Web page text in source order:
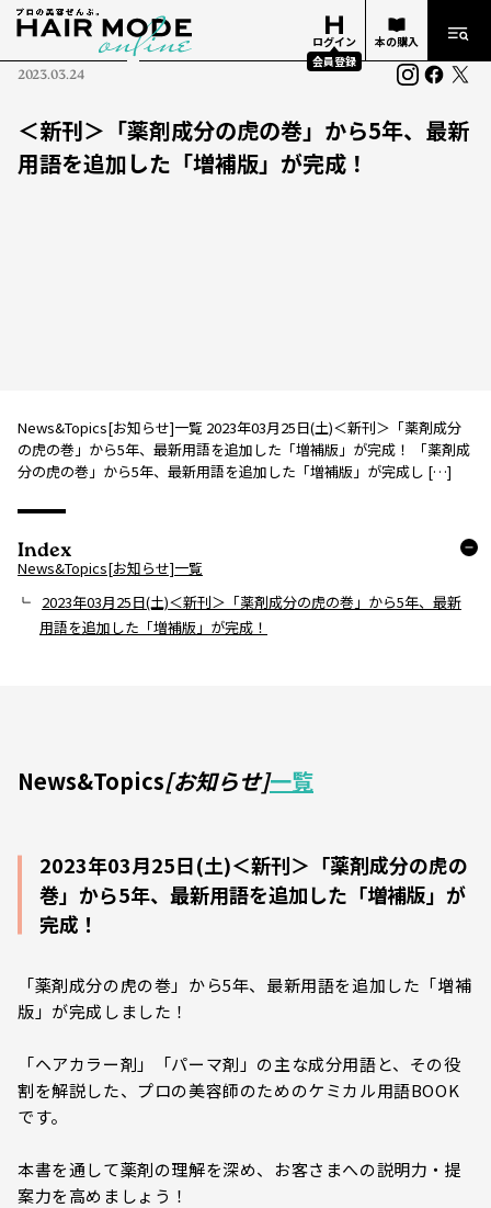
ログイン
会員登録
本の購入
2023.03.24
＜新刊＞「薬剤成分の虎の巻」から5年、最新
用語を追加した「増補版」が完成！
News&Topics[お知らせ]一覧 2023年03月25日(土)＜新刊＞「薬剤成分
の虎の巻」から5年、最新用語を追加した「増補版」が完成！ 「薬剤成
分の虎の巻」から5年、最新用語を追加した「増補版」が完成し […]
Index
News&Topics[お知らせ]一覧
2023年03月25日(土)＜新刊＞「薬剤成分の虎の巻」から5年、最新
用語を追加した「増補版」が完成！
News&Topics[お知らせ]一覧
2023年03月25日(土)＜新刊＞「薬剤成分の虎の
巻」から5年、最新用語を追加した「増補版」が
完成！
「薬剤成分の虎の巻」から5年、最新用語を追加した「増補
版」が完成しました！
「ヘアカラー剤」「パーマ剤」の主な成分用語と、その役
割を解説した、プロの美容師のためのケミカル用語BOOK
です。
本書を通して薬剤の理解を深め、お客さまへの説明力・提
案力を高めましょう！